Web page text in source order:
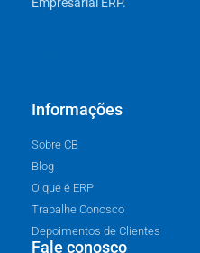
Informações
Sobre CB
Blog
O que é ERP
Trabalhe Conosco
Depoimentos de Clientes
Fale conosco